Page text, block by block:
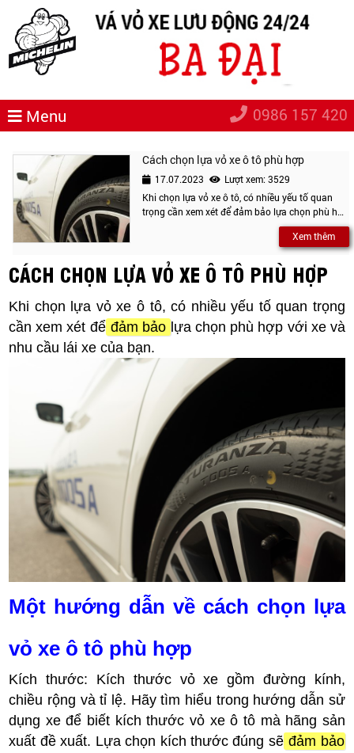
Menu 0986 157 420
Cách chọn lựa vỏ xe ô tô phù hợp
17.07.2023
Lượt xem: 3529
Khi chọn lựa vỏ xe ô tô, có nhiều yếu tố quan
trọng cần xem xét để đảm bảo lựa chọn phù hợp
với xe và nhu cầu lái xe của bạn.
Xem thêm
CÁCH CHỌN LỰA VỎ XE Ô TÔ PHÙ HỢP
Khi chọn lựa vỏ xe ô tô, có nhiều yếu tố quan trọng
cần xem xét để đảm bảo lựa chọn phù hợp với xe và
nhu cầu lái xe của bạn.
Một hướng dẫn về cách chọn lựa
vỏ xe ô tô phù hợp
Kích thước: Kích thước vỏ xe gồm đường kính,
chiều rộng và tỉ lệ. Hãy tìm hiểu trong hướng dẫn sử
dụng xe để biết kích thước vỏ xe ô tô mà hãng sản
xuất đề xuất. Lựa chọn kích thước đúng sẽ đảm bảo